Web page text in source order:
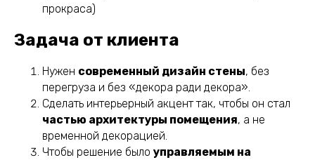
прокраса)
Задача от клиента
Нужен современный дизайн стены, без
перегруза и без «декора ради декора».
Сделать интерьерный акцент так, чтобы он стал
частью архитектуры помещения, а не
временной декорацией.
Чтобы решение было управляемым на